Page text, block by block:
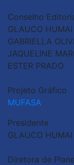
Conselho
GLAUCO HUMAI
GABRIELLA
JAQUELINE
ESTER PRADO
Projeto Gráfico
MUFASA
Presidente
GLAUCO HUMAI
Diretora de